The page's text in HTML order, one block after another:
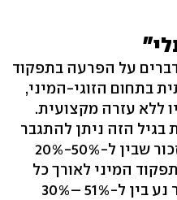
על הפרעה בתפקוד
בתחום הזוגי-המיני,
ללא עזרה מקצועית.
הזה ניתן להתגבר
המיני לאורך כל